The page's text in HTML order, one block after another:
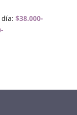
día:$38.000-